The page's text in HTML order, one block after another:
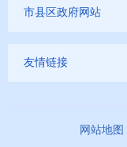
市县区政府网站
友情链接
网站地图